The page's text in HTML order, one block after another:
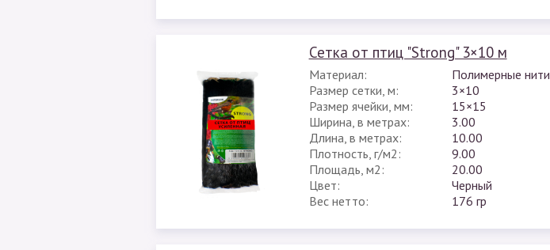
Сетка от птиц "Strong" 3×10 м
Материал:
Полимерные нити
Размер сетки, м:
3×10
Размер ячейки, мм:
15×15
Ширина, в метрах:
3.00
Длина, в метрах:
10.00
Плотность, г/м2:
9.00
Площадь, м2:
20.00
Цвет:
Черный
Вес нетто:
176 гр